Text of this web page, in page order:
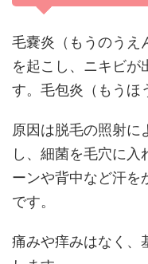
毛嚢炎（もうのうえ
を起こし、ニキビが
す。毛包炎（もうほ
原因は脱毛の照射に
し、細菌を毛穴に
ーンや背中など汗を
です。
痛みや痒みはなく、